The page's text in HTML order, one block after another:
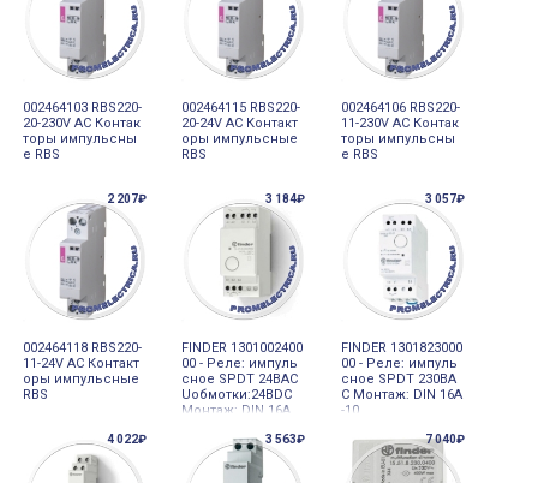
002464103 RBS220-
20-230V AC Контак
торы импульсны
е RBS
002464115 RBS220-
20-24V AC Контакт
оры импульсные
RBS
002464106 RBS220-
11-230V AC Контак
торы импульсны
е RBS
2 207₽
002464118 RBS220-
11-24V AC Контакт
оры импульсные
RBS
3 184₽
FINDER 1301002400
00 - Реле: импуль
сное SPDT 24ВAC
Uобмотки:24ВDC
Монтаж: DIN 16А
3 057₽
FINDER 1301823000
00 - Реле: импуль
сное SPDT 230ВA
C Монтаж: DIN 16А
-10
4 022₽ 3 563₽ 7 040₽